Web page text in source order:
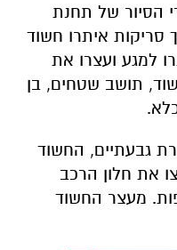
הסיור של תחנת
סריקות איתרו חשוד
למגע ועצרו את
תושב שטחים, בן
גבעתיים, החשוד
את חלון הרכב
מעצר החשוד